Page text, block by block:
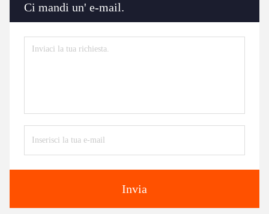
Ci mandi un' e-mail.
Invia